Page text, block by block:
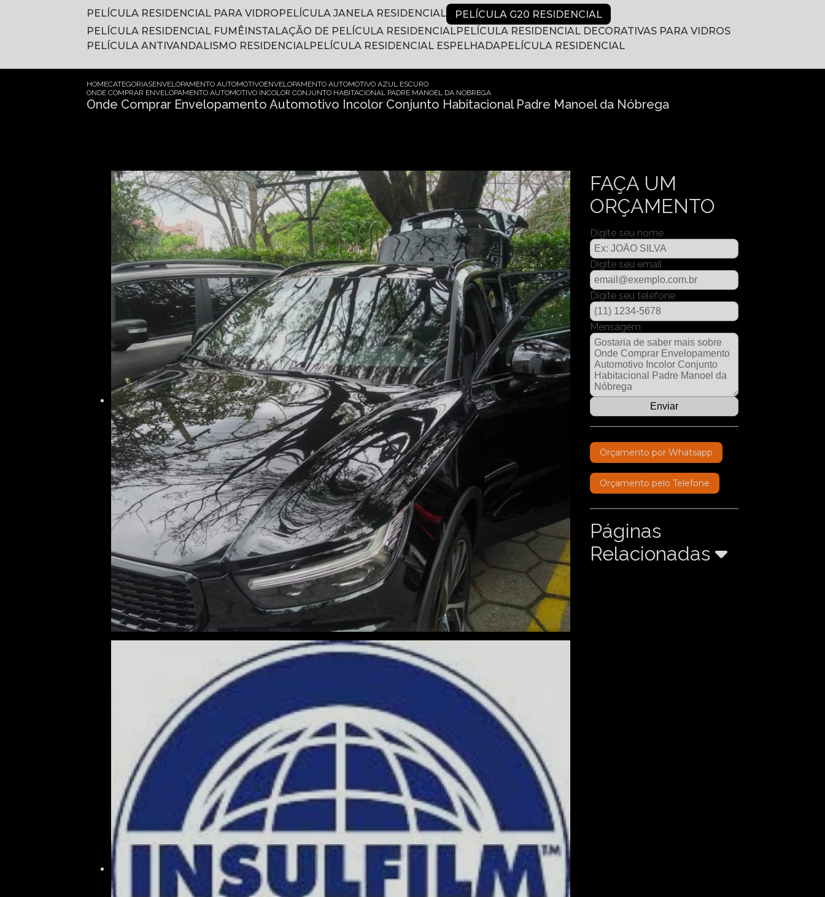
PELÍCULA RESIDENCIAL PARA VIDRO
PELÍCULA JANELA RESIDENCIAL
PELÍCULA G20 RESIDENCIAL
PELÍCULA RESIDENCIAL FUMÊ INSTALAÇÃO DE PELÍCULA RESIDENCIAL
PELÍCULA RESIDENCIAL DECORATIVAS PARA VIDROS
PELÍCULA ANTIVANDALISMO RESIDENCIAL
PELÍCULA RESIDENCIAL ESPELHADA PELÍCULA RESIDENCIAL
HOMECATEGORIASENVELOPAMENTO AUTOMOTIVOENVELOPAMENTO AUTOMOTIVO AZUL ESCURO
ONDE COMPRAR ENVELOPAMENTO AUTOMOTIVO INCOLOR CONJUNTO HABITACIONAL PADRE MANOEL DA NOBREGA
Onde Comprar Envelopamento Automotivo Incolor Conjunto Habitacional Padre Manoel da Nóbrega
FAÇA UM
ORÇAMENTO
Digite seu nome
Digite seu email
Digite seu telefone
Mensagem
Orçamento por Whatsapp
Orçamento pelo Telefone
Páginas
Relacionadas